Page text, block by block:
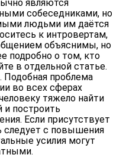
являются
собеседниками, но
людьми им даётся
к интровертам,
объяснимы, но
подробно о том, кто
в отдельной статье.
. Подобная проблема
во всех сферах
тяжело найти
и построить
Если присутствует
следует с повышения
усилия могут